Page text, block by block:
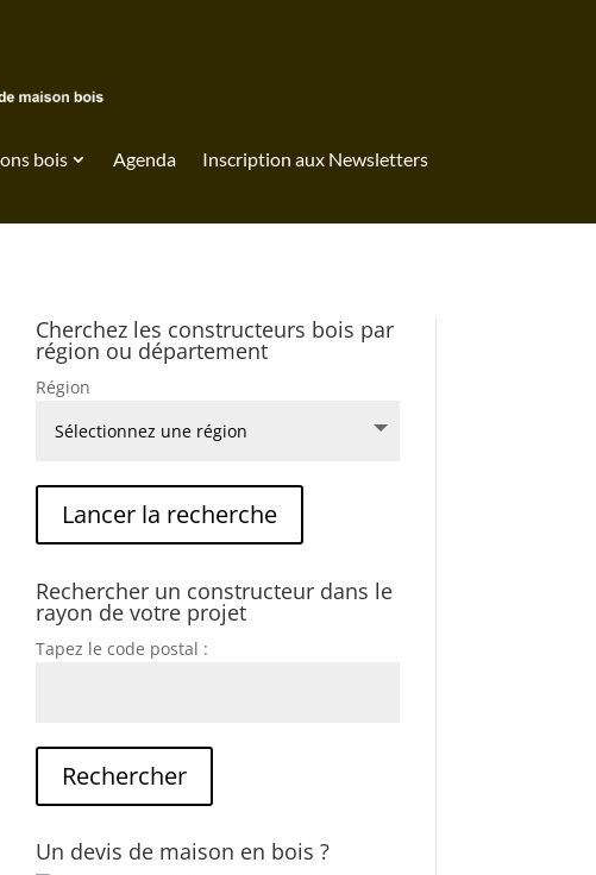
bois Agenda Inscription aux Newsletters
Cherchez les constructeurs bois par
région ou département
Région
Rechercher un constructeur dans le
rayon de votre projet
Tapez le code postal :
Un devis de maison en bois ?